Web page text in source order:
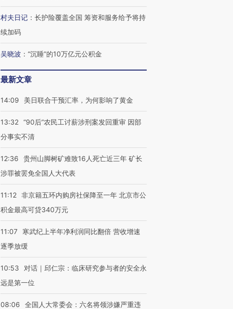
村夫日记 ： 长护险覆盖全国 筹资和服务给予将持
续加码
吴晓波 ： “沉睡”的10万亿元公积金
最新文章
14:09 美日联合干预汇率，为何影响了黄金
13:32 “90后”农民工讨薪涉刑案发回重审 因部
分事实不清
12:36
贵州山脚树矿难致16人死亡近三年 矿长
涉罪被罢免全国人大代表
11:12 非京籍五环内购房社保降至一年 北京市公
积金最高可贷340万元
11:07
寒武纪上半年净利润同比翻倍 营收增速
逐季放缓
10:53
对话｜邱仁宗：临床研究参与者的安全永
远是第一位
08:06
全国人大常委会：六名将领涉嫌严重违